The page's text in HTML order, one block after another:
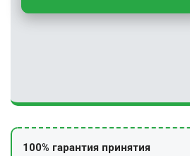
100% гарантия принятия